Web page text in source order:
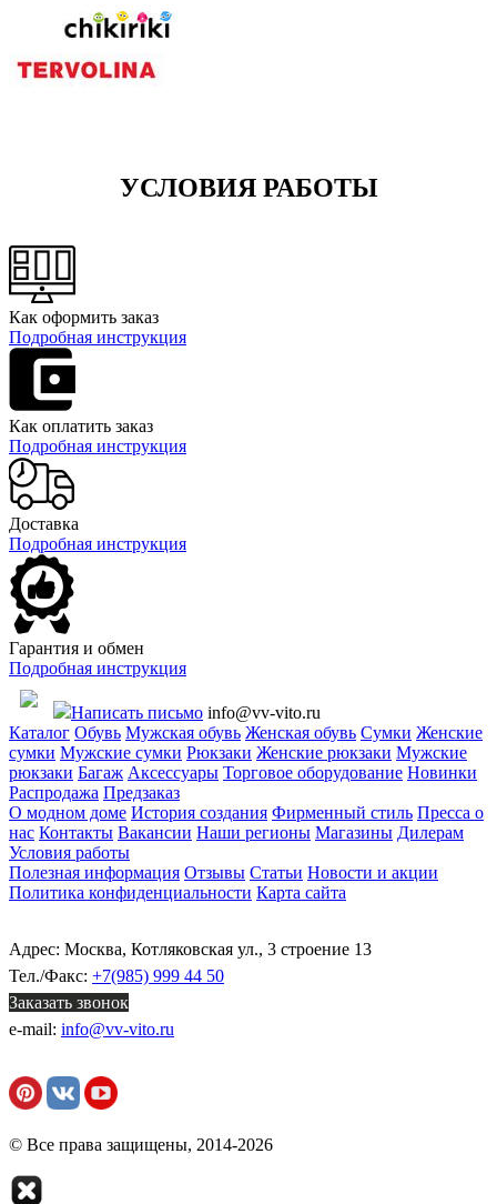
УСЛОВИЯ РАБОТЫ
Как оформить заказ
Подробная инструкция
Как оплатить заказ
Подробная инструкция
Доставка
Подробная инструкция
Гарантия и обмен
Подробная инструкция
Написать письмо info@vv-vito.ru
Каталог Обувь Мужская обувь Женская обувь Сумки Женские
сумки Мужские сумки Рюкзаки Женские рюкзаки Мужские
рюкзаки Багаж Аксессуары Торговое оборудование Новинки
Распродажа Предзаказ
О модном доме История создания Фирменный стиль Пресса о
нас Контакты Вакансии Наши регионы Магазины Дилерам
Условия работы
Полезная информация Отзывы Статьи Новости и акции
Политика конфиденциальности Карта сайта
Адрес: Москва, Котляковская ул., 3 строение 13
Тел./Факс: +7(985) 999 44 50
Заказать звонок
e-mail: info@vv-vito.ru
© Все права защищены, 2014-2026